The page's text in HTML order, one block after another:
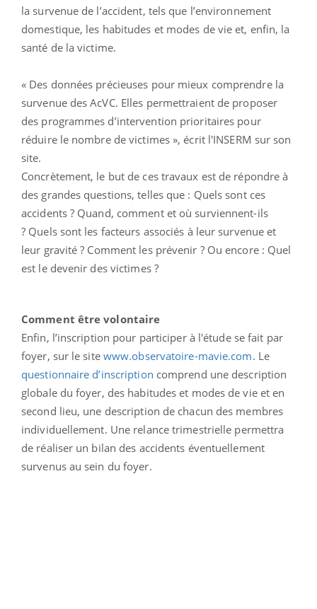
la survenue de l’accident, tels que l’environnement
domestique, les habitudes et modes de vie et, enfin, la
santé de la victime.
« Des données précieuses pour mieux comprendre la
survenue des AcVC. Elles permettraient de proposer
des programmes d’intervention prioritaires pour
réduire le nombre de victimes », écrit l'INSERM sur son
site.
Concrètement, le but de ces travaux est de répondre à
des grandes questions, telles que : Quels sont ces
accidents ? Quand, comment et où surviennent-ils
? Quels sont les facteurs associés à leur survenue et
leur gravité ? Comment les prévenir ? Ou encore : Quel
est le devenir des victimes ?
Comment être volontaire
Enfin, l’inscription pour participer à l'étude se fait par
foyer, sur le site www.observatoire-mavie.com. Le
questionnaire d’inscription comprend une description
globale du foyer, des habitudes et modes de vie et en
second lieu, une description de chacun des membres
individuellement. Une relance trimestrielle permettra
de réaliser un bilan des accidents éventuellement
survenus au sein du foyer.